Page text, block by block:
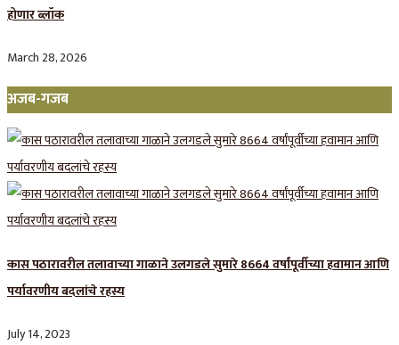
होणार ब्लॉक
March 28, 2026
अजब-गजब
कास पठारावरील तलावाच्या गाळाने उलगडले सुमारे 8664 वर्षांपूर्वीच्या हवामान आणि
पर्यावरणीय बदलांचे रहस्य
July 14, 2023